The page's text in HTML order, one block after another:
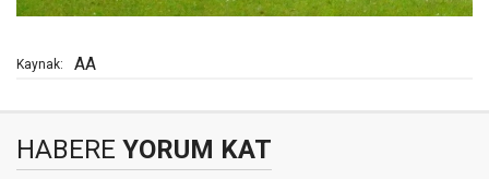
Kaynak: AA
HABERE YORUM KAT